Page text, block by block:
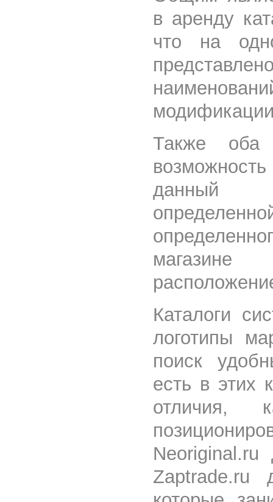
в аренду
что на
Также оба
данный
магазине
Каталоги
логотипы
поиск
есть в этих
Neoriginal.ru
Zaptrade.ru